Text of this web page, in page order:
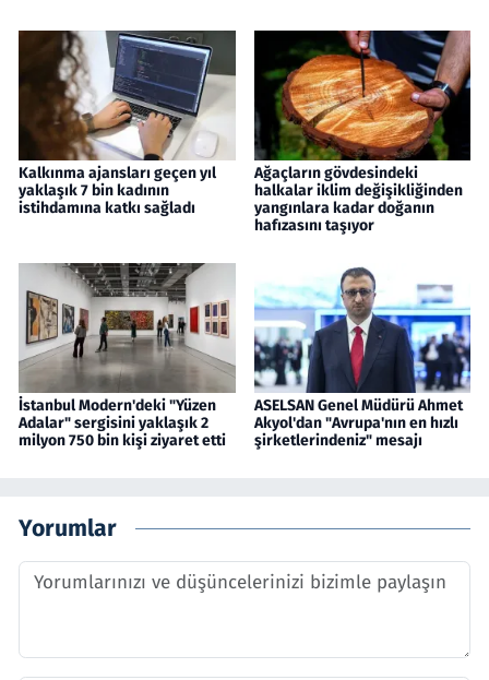
Kalkınma ajansları geçen yıl
yaklaşık 7 bin kadının
istihdamına katkı sağladı
Ağaçların gövdesindeki
halkalar iklim değişikliğinden
yangınlara kadar doğanın
hafızasını taşıyor
İstanbul Modern'deki "Yüzen
Adalar" sergisini yaklaşık 2
milyon 750 bin kişi ziyaret etti
ASELSAN Genel Müdürü Ahmet
Akyol'dan "Avrupa'nın en hızlı
şirketlerindeniz" mesajı
Yorumlar